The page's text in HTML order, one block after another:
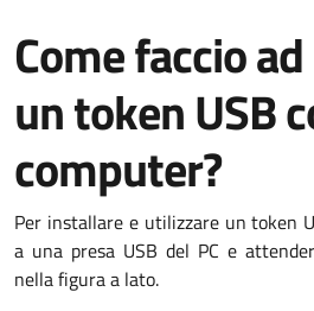
Come faccio
un token USB
computer?
Per installare e utilizzare un token
a una presa USB del PC e
nella figura a lato.